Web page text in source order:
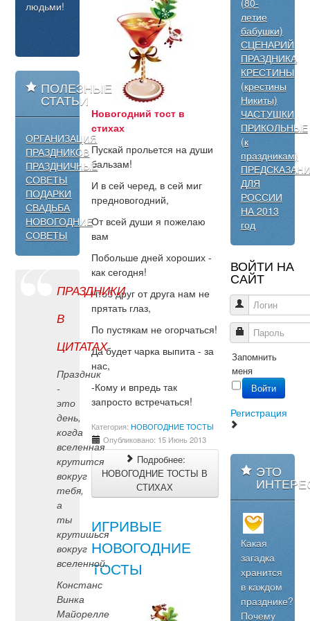
Новогодний тост в
стихах
Пускай прольется на души
бальзам!
И в сей черед, в сей миг
предновогодний,
От всей души я пожелаю
вам
Побольше дней хороших -
как сегодня!
Чтоб друг от друга нам не
прятать глаз,
По пустякам не огорчаться!
Да будет чарка выпита - за
нас,
-Кому и впредь так
запросто встречаться!
Категория: НОВОГОДНИЕ ТОСТЫ
Опубликовано: 15 Июнь 2013
Подробнее:
НОВОГОДНИЕ ТОСТЫ В
СТИХАХ
ИГРИВЫЕ
НОВОГОДНИЕ
ТОСТЫ
людьми!
ПОЛЕЗНЫЕ
СТАТЬИ
ОРГАНИЗАЦИЯ
ПРАЗДНИКОВ
ПРАЗДНИЧНЫЕ
СОВЕТЫ
ПОДАРКИ
СВАДЬБА
НОВОГОДНИЕ
СОВЕТЫ
ПРАЗДНИКИ
В
ЦИТАТАХ
Праздник
-
это
день,
когда
вселенная
крутится
вокруг
тебя,
а
ты
крутишься
вокруг
вселенной.
Констанс
Винка
Майорелле
(80-
летие
бабушки)
СЦЕНАРИЙ
ПРАЗДНИКА
КРЕСТИНЫ
(крестины
Никиты)
ЧАСТУШКИ
ПРИКОЛЬНЫЕ
(к
праздникам)
ДЛЯ
РОССИИ
НА 2013
год
ВОЙТИ НА
САЙТ
Логин
Пароль
Запомнить
меня
Войти
Регистрация
ЭТО
Какая
загадка
хранится
в каждом
празднике?
Почему